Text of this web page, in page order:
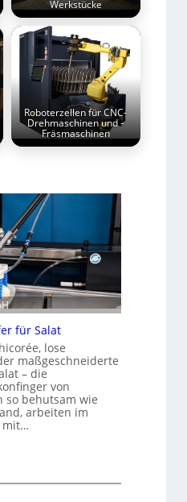
Werkstücke
Roboterzellen für CNC-
Drehmaschinen und -
Fräsmaschinen
für Salat
lose
maßgeschneiderte
– die
von
so behutsam wie
arbeiten im
mit…